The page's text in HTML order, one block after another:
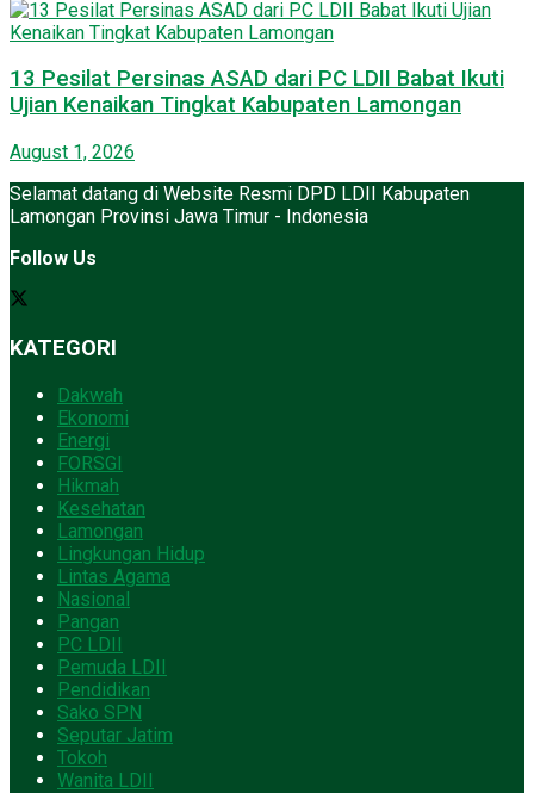
13 Pesilat Persinas ASAD dari PC LDII Babat Ikuti
Ujian Kenaikan Tingkat Kabupaten Lamongan
August 1, 2026
Selamat datang di Website Resmi DPD LDII Kabupaten
Lamongan Provinsi Jawa Timur - Indonesia
Follow Us
KATEGORI
Dakwah
Ekonomi
Energi
FORSGI
Hikmah
Kesehatan
Lamongan
Lingkungan Hidup
Lintas Agama
Nasional
Pangan
PC LDII
Pemuda LDII
Pendidikan
Sako SPN
Seputar Jatim
Tokoh
Wanita LDII